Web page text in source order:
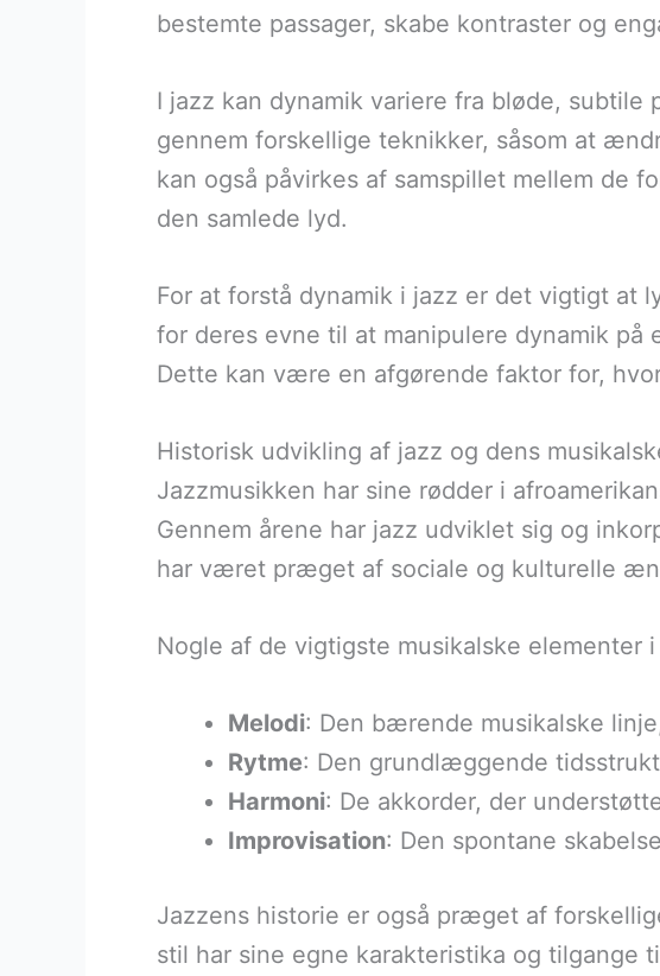
bestemte passager, skabe kontraster og
I jazz kan dynamik variere fra bløde,
gennem forskellige teknikker, såsom at
kan også påvirkes af samspillet mellem de
den samlede lyd.
For at forstå dynamik i jazz er det vigtigt at
for deres evne til at manipulere dynamik
Dette kan være en afgørende faktor for,
Historisk udvikling af jazz og dens
Jazzmusikken har sine rødder i
Gennem årene har jazz udviklet sig og
har været præget af sociale og kulturelle
Nogle af de vigtigste musikalske elementer
Melodi: Den bærende musikalske
Rytme: Den grundlæggende
Harmoni: De akkorder, der
Improvisation: Den spontane
Jazzens historie er også præget af
stil har sine egne karakteristika og tilgange